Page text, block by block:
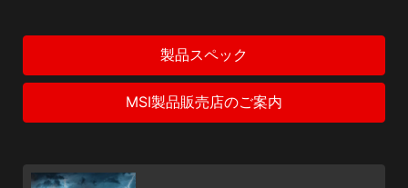
製品スペック
MSI製品販売店のご案内